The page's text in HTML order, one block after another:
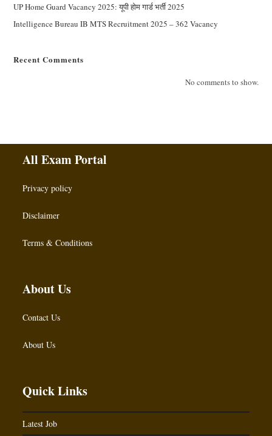
UP Home Guard Vacancy 2025: यूपी होम गार्ड भर्ती 2025
Intelligence Bureau IB MTS Recruitment 2025 – 362 Vacancy
Recent Comments
No comments to show.
All Exam Portal
Privacy policy
Disclaimer
Terms & Conditions
About Us
Contact Us
About Us
Quick Links
Latest Job